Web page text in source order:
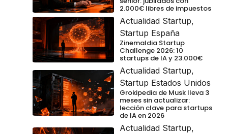
2.000€ libres de impuestos
Actualidad Startup,
Startup España
Zinemaldia Startup
Challenge 2026: 10
startups de IA y 23.000€
Actualidad Startup,
Startup Estados Unidos
Grokipedia de Musk lleva 3
meses sin actualizar:
lección clave para startups
de IA en 2026
Actualidad Startup,